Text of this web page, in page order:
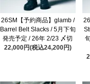
26SM【予約商品】glamb /
Barrel Belt Slacks / 5月下旬
発売予定 / 26年 2/23 〆切
22,000円(税込24,200円)